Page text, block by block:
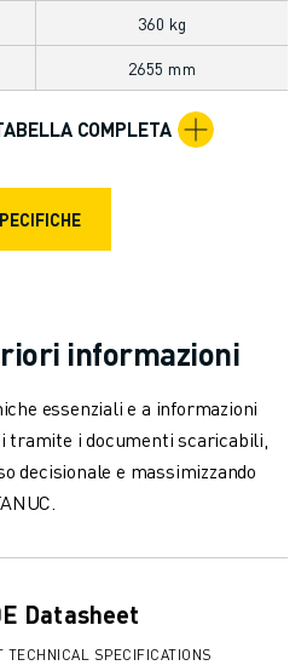
ALTA VELOCITÀ 360 kg
2655 mm
COMPLETA
informazioni
essenziali e a informazioni
tramite i documenti scaricabili,
decisionale e massimizzando
Datasheet
TECHNICAL SPECIFICATIONS